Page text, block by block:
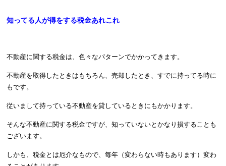
知ってる人が得をする税金あれこれ
不動産に関する税金は、色々なパターンでかかってきます。
不動産を取得したときはもちろん、売却したとき、すでに持ってる時に
もです。
従いまして持っている不動産を貸しているときにもかかります。
そんな不動産に関する税金ですが、知っていないとかなり損することも
ございます。
しかも、税金とは厄介なもので、毎年（変わらない時もあります）変わ